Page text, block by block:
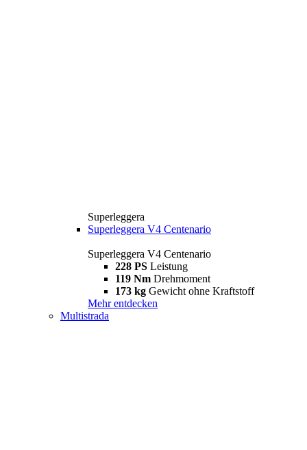
Superleggera
Superleggera V4 Centenario
Superleggera V4 Centenario
228 PS Leistung
119 Nm Drehmoment
173 kg Gewicht ohne Kraftstoff
Mehr entdecken
Multistrada